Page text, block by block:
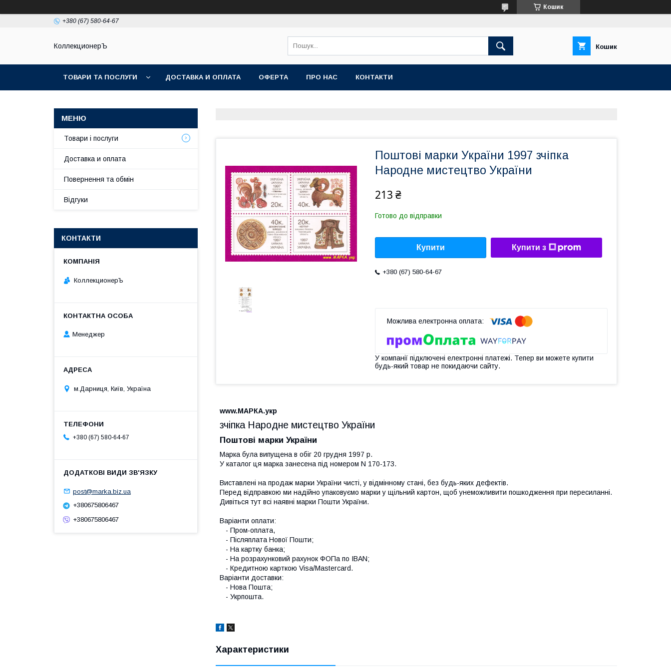
Кошик
+380 (67) 580-64-67
КоллекционерЪ Кошик
ТОВАРИ ТА ПОСЛУГИ ДОСТАВКА И ОПЛАТА ОФЕРТА ПРО НАС КОНТАКТИ
Поштові марки України 1997 зчіпка
Народне мистецтво України
213 ₴
Готово до відправки
Купити Купити з
+380 (67) 580-64-67
У компанії підключені електронні платежі. Тепер ви можете купити
будь-який товар не покидаючи сайту.
www.МАРКА.укр
зчіпка Народне мистецтво України
Поштові марки України
Марка була випущена в обіг 20 грудня 1997 р.
У каталог ця марка занесена під номером N 170-173.
Виставлені на продаж марки України чисті, у відмінному стані, без будь-яких дефектів.
Перед відправкою ми надійно упаковуємо марки у щільний картон, щоб унеможливити пошкодження при пересиланні.
Дивіться тут всі наявні марки Пошти України.
Варіанти оплати:
- Пром-оплата,
- Післяплата Нової Пошти;
- На картку банка;
- На розрахунковий рахунок ФОПа по IBAN;
- Кредитною карткою Visa/Mastercard.
Варіанти доставки:
- Нова Пошта;
- Укрпошта.
Характеристики
Товари і послуги
Доставка и оплата
Повернення та обмін
Відгуки
КОНТАКТИ
КоллекционерЪ
Менеджер
м.Дарниця, Київ, Україна
+380 (67) 580-64-67
post@marka.biz.ua
+380675806467
+380675806467